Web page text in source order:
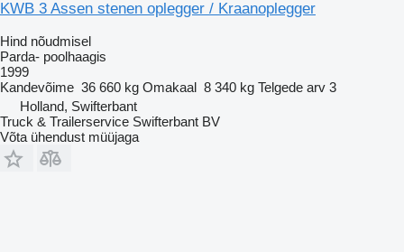
KWB 3 Assen stenen oplegger / Kraanoplegger
Hind nõudmisel
Parda- poolhaagis
1999
Kandevõime 36 660 kg Omakaal 8 340 kg Telgede arv 3
Holland, Swifterbant
Truck & Trailerservice Swifterbant BV
Võta ühendust müüjaga